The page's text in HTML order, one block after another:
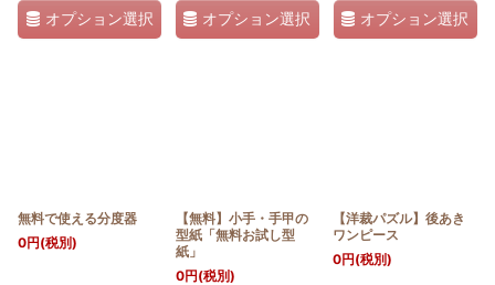
オプション選択 オプション選択 オプション選択
無料で使える分度器
0円(税別)
【無料】小手・手甲の
型紙「無料お試し型
紙」
0円(税別)
【洋裁パズル】後あき
ワンピース
0円(税別)